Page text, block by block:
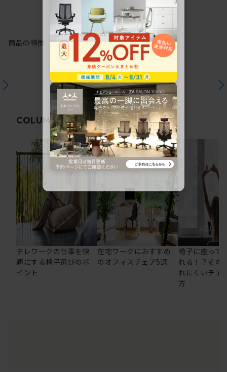
商品の特徴
COLUMN関連コラム
テレワークの仕事を快
適にする椅子選びのポ
イント
在宅ワークにおすすめ
のオフィスチェア5選
椅子に座って
れる！？その
れにくいチェ
方